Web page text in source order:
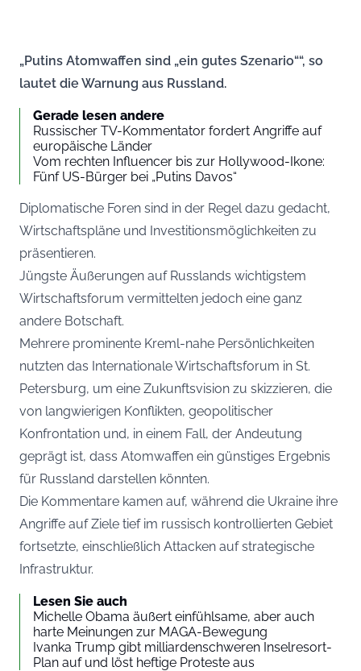
„Putins Atomwaffen sind „ein gutes Szenario““, so
lautet die Warnung aus Russland.
Gerade lesen andere
Russischer TV-Kommentator fordert Angriffe auf
europäische Länder
Vom rechten Influencer bis zur Hollywood-Ikone:
Fünf US-Bürger bei „Putins Davos“
Diplomatische Foren sind in der Regel dazu gedacht,
Wirtschaftspläne und Investitionsmöglichkeiten zu
präsentieren.
Jüngste Äußerungen auf Russlands wichtigstem
Wirtschaftsforum vermittelten jedoch eine ganz
andere Botschaft.
Mehrere prominente Kreml-nahe Persönlichkeiten
nutzten das Internationale Wirtschaftsforum in St.
Petersburg, um eine Zukunftsvision zu skizzieren, die
von langwierigen Konflikten, geopolitischer
Konfrontation und, in einem Fall, der Andeutung
geprägt ist, dass Atomwaffen ein günstiges Ergebnis
für Russland darstellen könnten.
Die Kommentare kamen auf, während die Ukraine ihre
Angriffe auf Ziele tief im russisch kontrollierten Gebiet
fortsetzte, einschließlich Attacken auf strategische
Infrastruktur.
Lesen Sie auch
Michelle Obama äußert einfühlsame, aber auch
harte Meinungen zur MAGA-Bewegung
Ivanka Trump gibt milliardenschweren Inselresort-
Plan auf und löst heftige Proteste aus